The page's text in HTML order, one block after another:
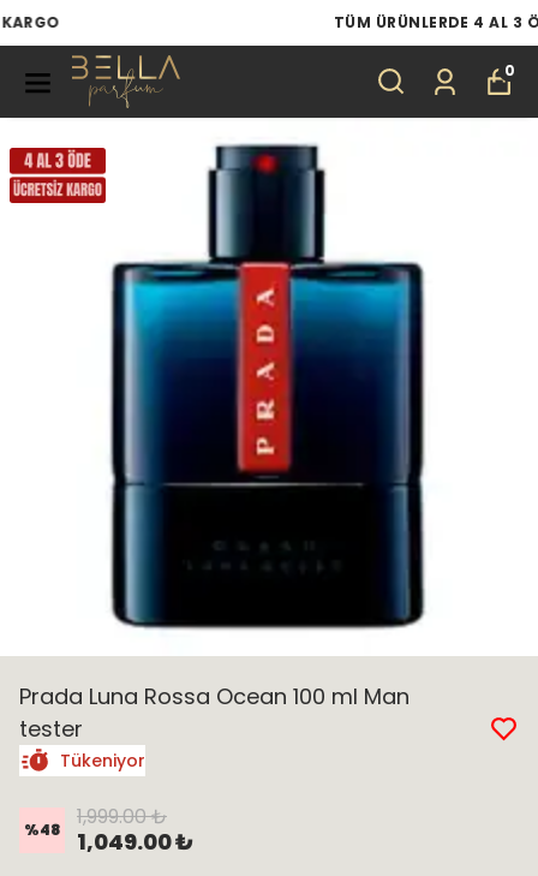
TÜM ÜRÜNLERDE 4 AL 3 ÖDE
0
Prada Luna Rossa Ocean 100 ml Man
tester
Tükeniyor
%48 1,999.00 ₺
1,049.00 ₺